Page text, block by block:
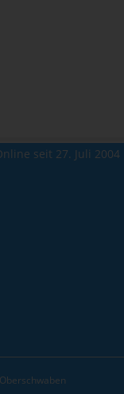
seit 27. Juli 2004